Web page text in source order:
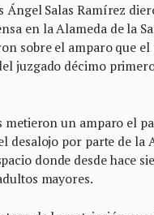
Ángel Salas Ramírez
en la Alameda de la
sobre el amparo que el
juzgado décimo
metieron un amparo el
desalojo por parte de la
donde desde hace
mayores.